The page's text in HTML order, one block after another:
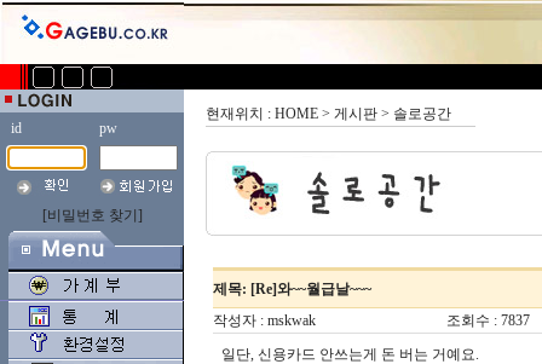
id pw
[비밀번호 찾기]
현재위치 : HOME > 게시판 > 솔로공간
제목: [Re]와~~월급날~~~
작성자 : mskwak
조회수 : 7837
일단, 신용카드 안쓰는게 돈 버는 거예요.